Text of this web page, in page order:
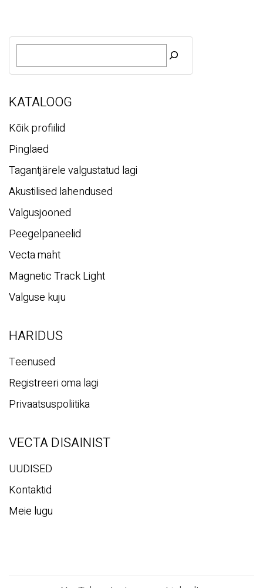
O
s
KATALOOG
Kõik profiilid
Pinglaed
Tagantjärele valgustatud lagi
Akustilised lahendused
Valgusjooned
Peegelpaneelid
Vecta maht
Magnetic Track Light
Valguse kuju
HARIDUS
Teenused
Registreeri oma lagi
Privaatsuspoliitika
VECTA DISAINIST
UUDISED
Kontaktid
Meie lugu